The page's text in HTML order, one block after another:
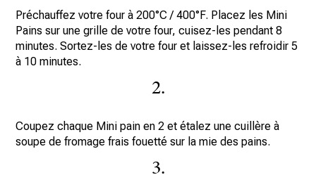
Préchauffez votre four à 200°C / 400°F. Placez les Mini
Pains sur une grille de votre four, cuisez-les pendant 8
minutes. Sortez-les de votre four et laissez-les refroidir 5
à 10 minutes.
2.
Coupez chaque Mini pain en 2 et étalez une cuillère à
soupe de fromage frais fouetté sur la mie des pains.
3.